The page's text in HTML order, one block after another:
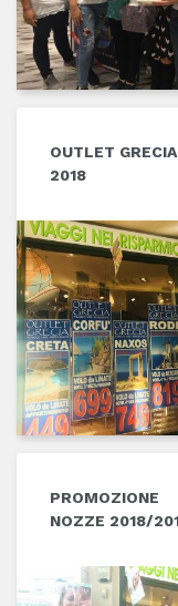
OUTLET GRECIA
2018
PROMOZIONE
NOZZE 2018/